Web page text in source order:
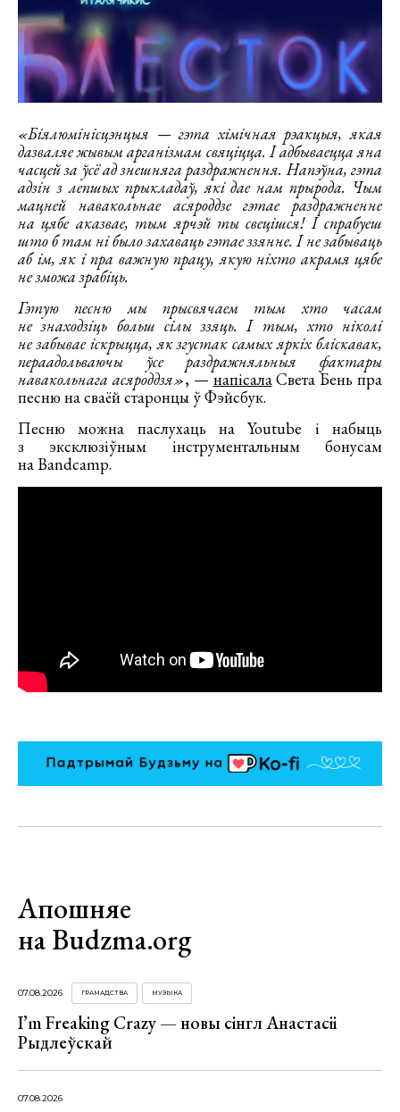
«Біялюмінісцэнцыя — гэта хімічная рэакцыя, якая
дазваляе жывым арганізмам свяціцца. І адбываецца яна
часцей за ўсё ад знешняга раздражнення. Напэўна, гэта
адзін з лепшых прыкладаў, які дае нам прырода. Чым
мацней навакольнае асяроддзе гэтае раздражненне
на цябе аказвае, тым ярчэй ты свецішся! І спрабуеш
што б там ні было захаваць гэтае ззянне. І не забываць
аб ім, як і пра важную працу, якую ніхто акрамя цябе
не зможа зрабіць.
Гэтую песню мы прысвячаем тым хто часам
не знаходзіць больш сілы ззяць. І тым, хто ніколі
не забывае іскрыцца, як згустак самых яркіх бліскавак,
пераадольваючы ўсе раздражняльныя фактары
навакольнага асяроддзя», —напісалаСвета Бень пра
песню на сваёй старонцы ў Фэйсбук.
Песню можна паслухаць на Youtube і набыць
з эксклюзіўным інструментальным бонусам
на Bandcamp.
Апошняе
на Budzma.org
07.08.2026 ГРАМАДСТВА МУЗЫКА
I’m Freaking Crazy — новы сінгл Анастасіі
Рыдлеўскай
07.08.2026